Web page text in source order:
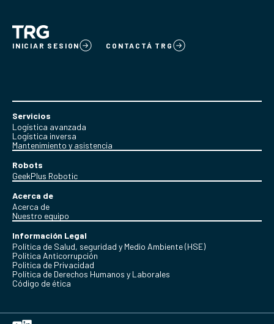
INICIAR SESION CONTACTÁ TRG
Servicios
Logística avanzada
Logística inversa
Mantenimiento y asistencia
Robots
GeekPlus Robotic
Acerca de
Acerca de
Nuestro equipo
Información Legal
Política de Salud, seguridad y Medio Ambiente (HSE)
Política Anticorrupción
Politica de Privacidad
Política de Derechos Humanos y Laborales
Código de ética